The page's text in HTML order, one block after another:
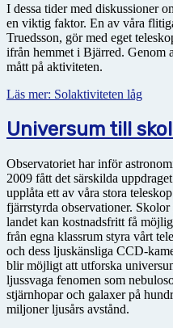
I dessa tider med diskussioner
en viktig faktor. En av våra
Truedsson, gör med eget
ifrån hemmet i Bjärred. Genom
mått på aktiviteten.
Läs mer: Solaktiviteten låg
Universum till
Observatoriet har inför
2009 fått det särskilda
upplåta ett av våra stora
fjärrstyrda observationer. Skolor
landet kan kostnadsfritt få
från egna klassrum styra vårt
och dess ljuskänsliga CCD-
blir möjligt att utforska
ljussvaga fenomen som
stjärnhopar och galaxer på
miljoner ljusårs avstånd.